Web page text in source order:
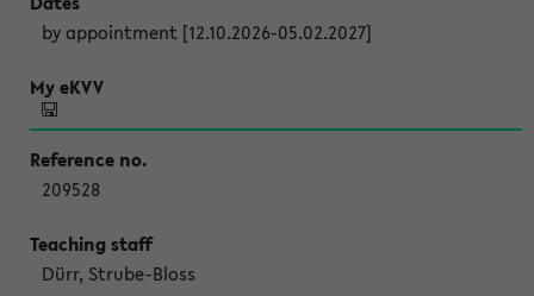
by appointment [12.10.2026-05.02.2027]
209528
Dürr, Strube-Bloss